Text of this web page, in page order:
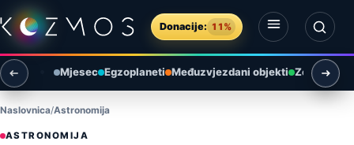
Preskoči na sadržaj
Donacije: 11%
Otvori izbornik
Otvori pretragu
Mjesec Egzoplaneti Međuzvjezdani objekti Zemlja i
Naslovnica Astronomija
ASTRONOMIJA